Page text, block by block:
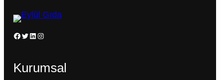
Facebook Twitter LinkedIn Instagram
Kurumsal